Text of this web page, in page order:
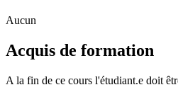
Aucun
Acquis de formation
A la fin de ce cours l'étudiant.e doit